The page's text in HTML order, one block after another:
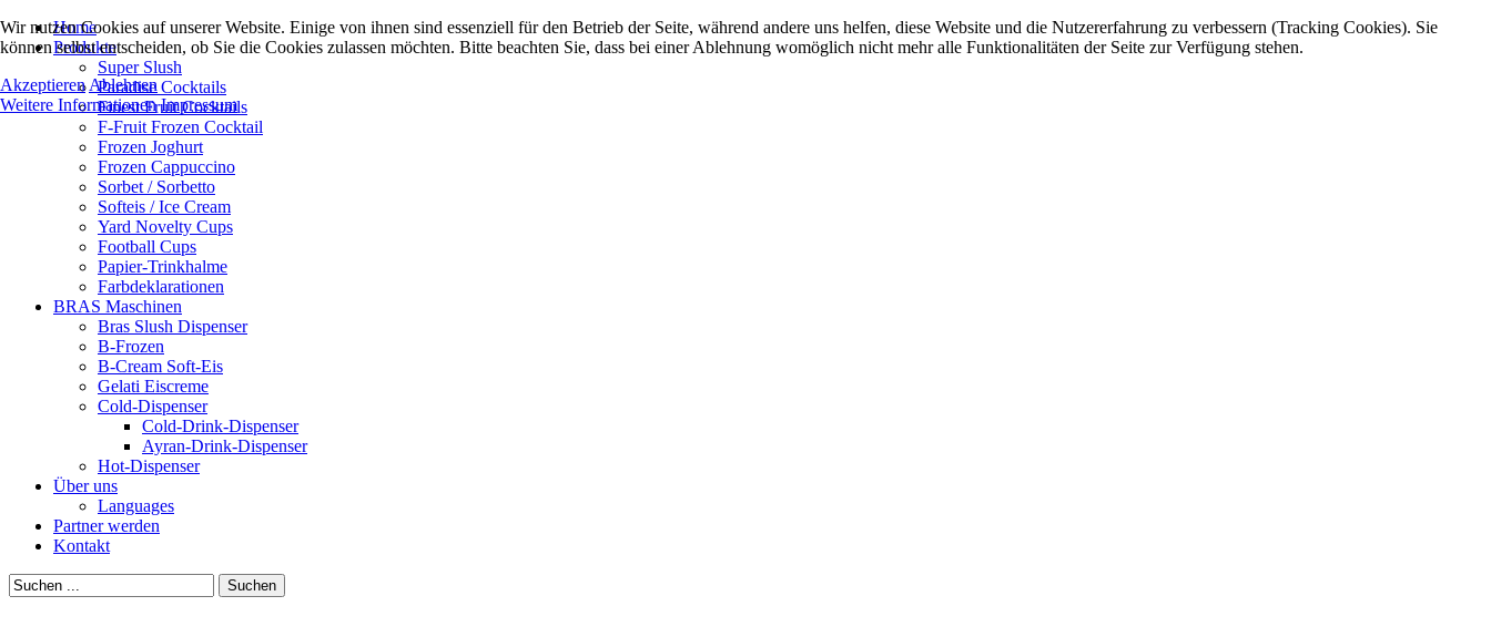
Home
Produkte
Super Slush
Paradise Cocktails
Finest Fruit Cocktails
F-Fruit Frozen Cocktail
Frozen Joghurt
Frozen Cappuccino
Sorbet / Sorbetto
Softeis / Ice Cream
Yard Novelty Cups
Football Cups
Papier-Trinkhalme
Farbdeklarationen
BRAS Maschinen
Bras Slush Dispenser
B-Frozen
B-Cream Soft-Eis
Gelati Eiscreme
Cold-Dispenser
Cold-Drink-Dispenser
Ayran-Drink-Dispenser
Hot-Dispenser
Über uns
Languages
Partner werden
Kontakt
Suchen
Wir nutzen Cookies auf unserer Website. Einige von ihnen sind essenziell für den Betrieb der Seite, während andere uns helfen, diese Website und die Nutzererfahrung zu verbessern (Tracking Cookies). Sie
können selbst entscheiden, ob Sie die Cookies zulassen möchten. Bitte beachten Sie, dass bei einer Ablehnung womöglich nicht mehr alle Funktionalitäten der Seite zur Verfügung stehen.
Akzeptieren Ablehnen
Weitere Informationen Impressum